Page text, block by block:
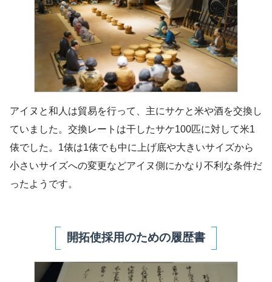
アイヌと和人は貿易を行って、主にサケと米や酒を交換し
ていました。交換レートは干したサケ100匹に対して米1
俵でした。1俵は1俵でも中に上げ底や大きいサイズから
小さいサイズへの変更などアイヌ側にかなり不利な条件だ
ったようです。
開拓使採用のための履歴書